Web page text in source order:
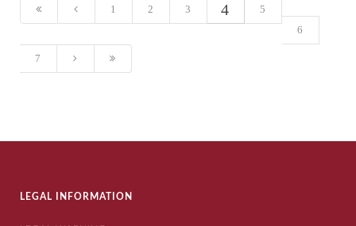
1 2 3 4
5
6
7
LEGAL INFORMATION